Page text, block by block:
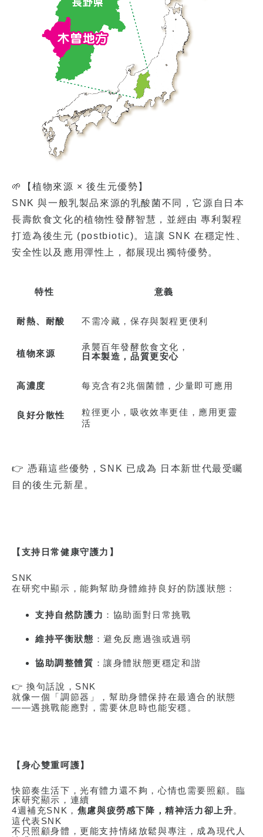
🌱【植物來源 × 後生元優勢】
SNK 與一般乳製品來源的乳酸菌不同，它源自日本
長壽飲食文化的植物性發酵智慧，並經由 專利製程
打造為後生元 (postbiotic)。這讓 SNK 在穩定性、
安全性以及應用彈性上，都展現出獨特優勢。
特性 意義
耐熱、耐酸 不需冷藏，保存與製程更便利
植物來源
承襲百年發酵飲食文化，
日本製造，品質更安心
高濃度 每克含有2兆個菌體，少量即可應用
良好分散性
粒徑更小，吸收效率更佳，應用更靈
活
👉 憑藉這些優勢，SNK 已成為 日本新世代最受矚
目的後生元新星。
【 支持日常健康守護力 】
SNK
在研究中顯示，能夠幫助身體維持良好的防護狀態：
支持自然防護力 ：協助面對日常挑戰
維持平衡狀態 ：避免反應過強或過弱
協助調整體質 ：讓身體狀態更穩定和諧
👉 換句話說， SNK
就像一個「調節器」，幫助身體保持在最適合的狀態
——遇挑戰能應對，需要休息時也能安穩。
【身心雙重呵護】
快節奏生活下，光有體力還不夠，心情也需要照顧。臨
床研究顯示，連續
4週補充SNK ， 焦慮與疲勞感下降，精神活力卻上升。
這代表SNK
不只照顧身體，更能支持情緒放鬆與專注，成為現代人